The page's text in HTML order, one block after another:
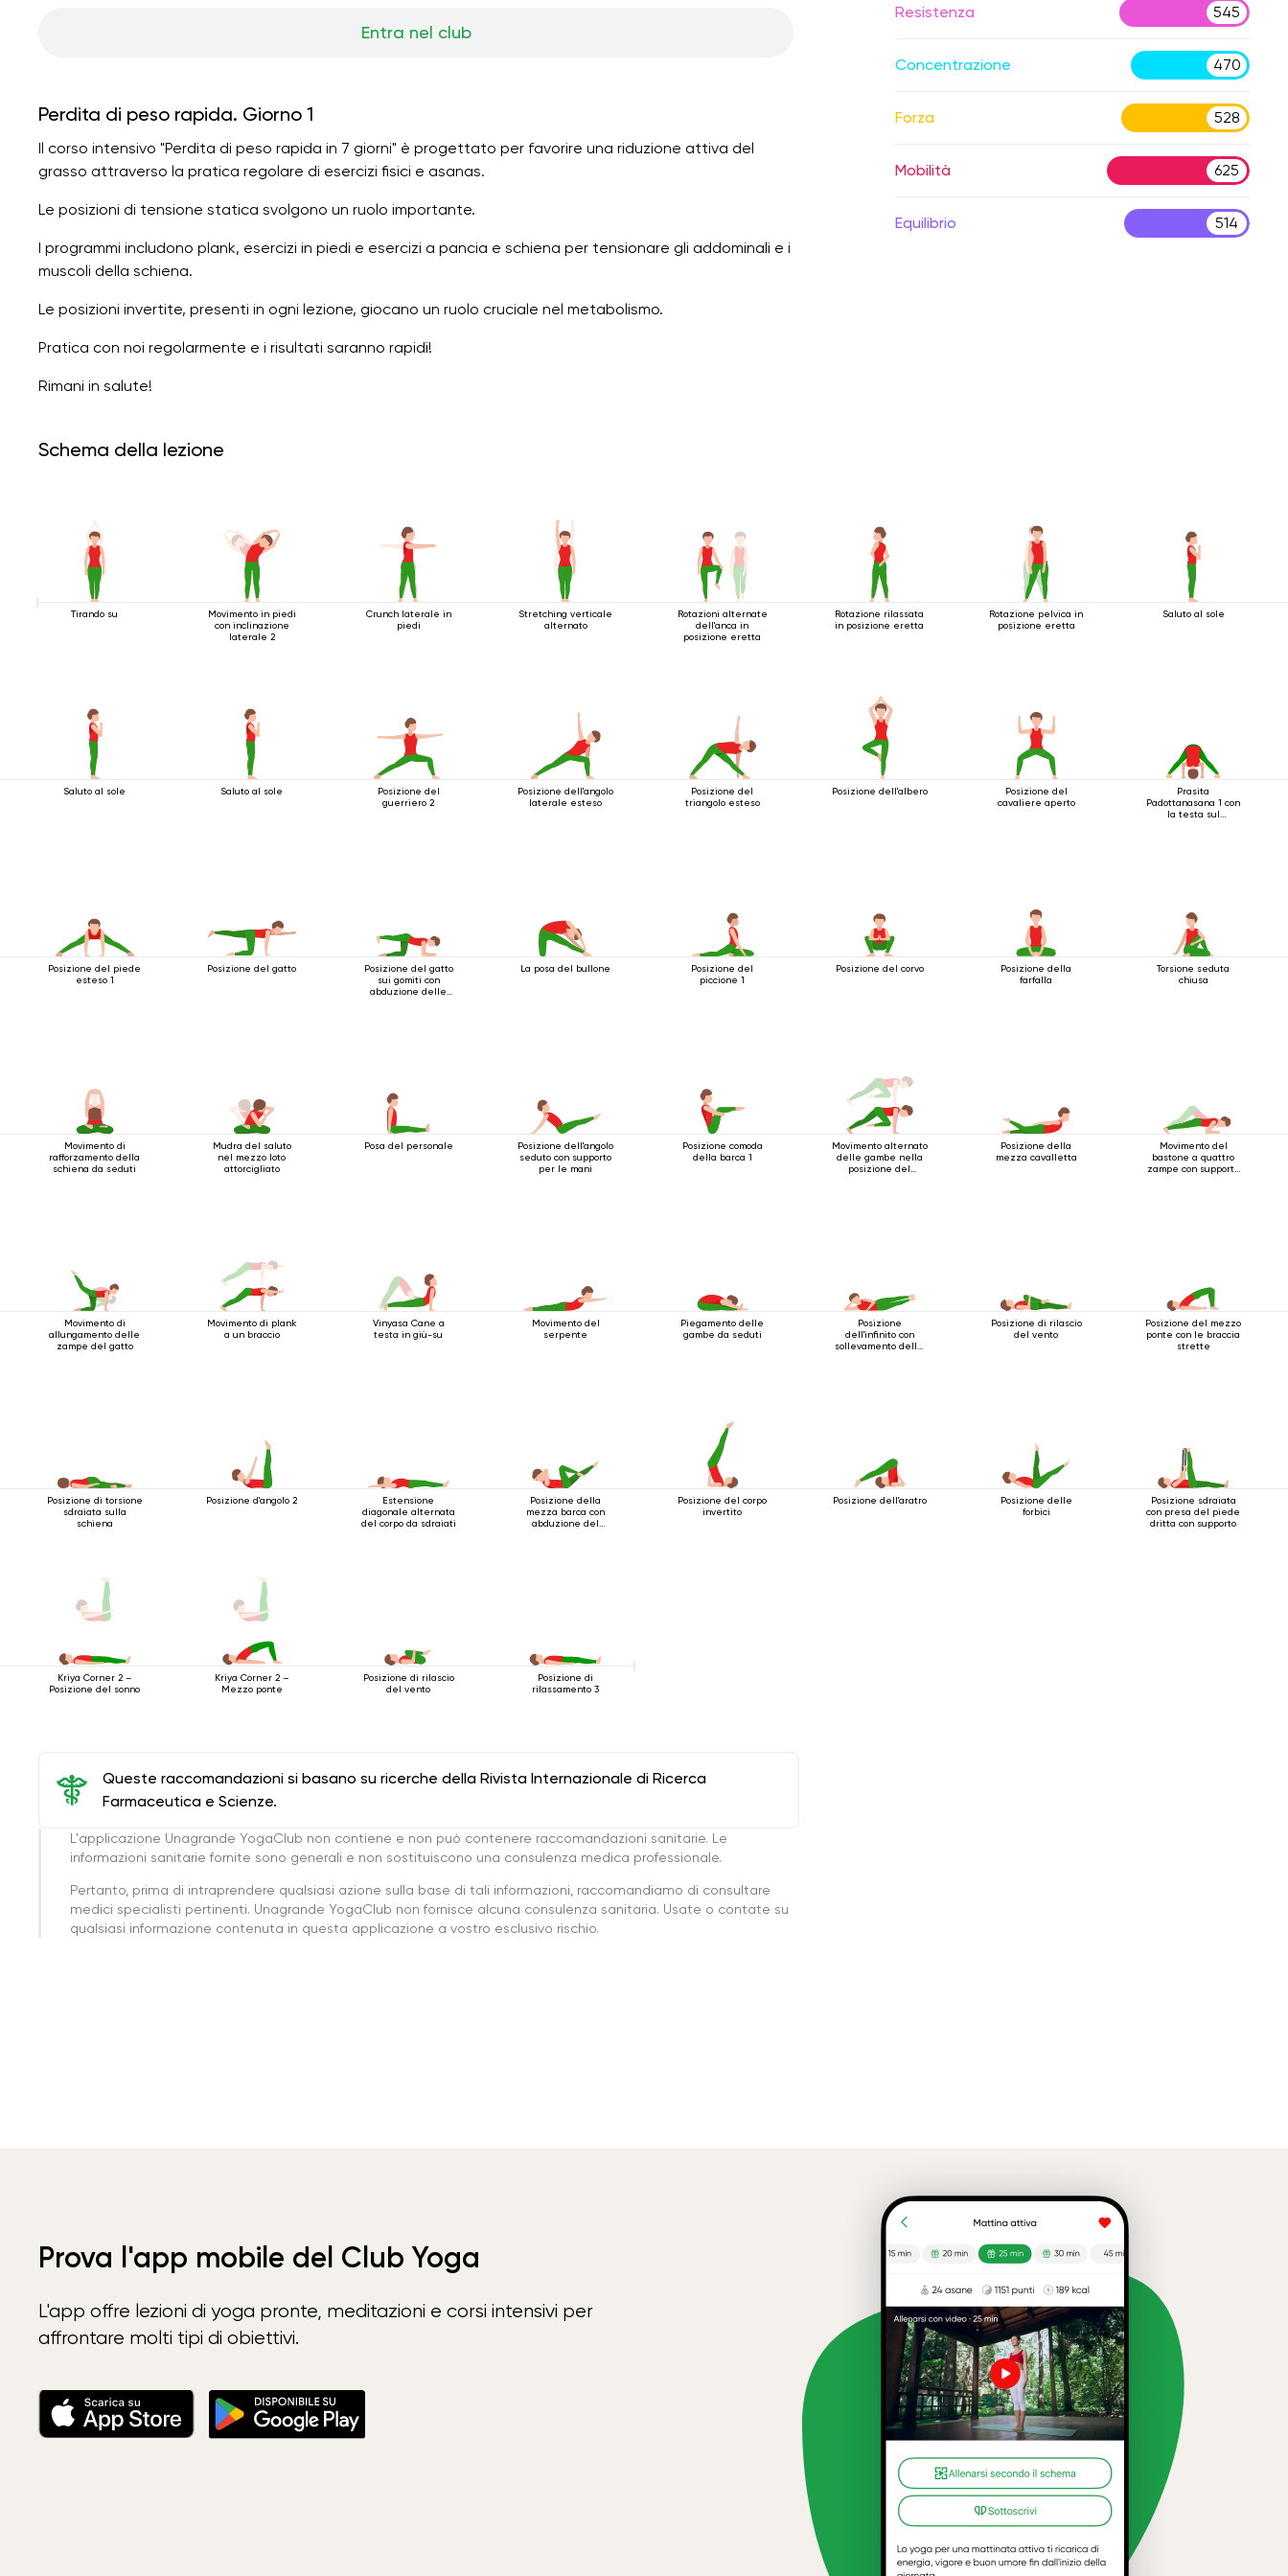
Entra nel club
Perdita di peso rapida. Giorno 1
Il corso intensivo "Perdita di peso rapida in 7 giorni" è progettato per favorire una riduzione attiva del
grasso attraverso la pratica regolare di esercizi fisici e asanas.
Le posizioni di tensione statica svolgono un ruolo importante.
I programmi includono plank, esercizi in piedi e esercizi a pancia e schiena per tensionare gli addominali e i
muscoli della schiena.
Le posizioni invertite, presenti in ogni lezione, giocano un ruolo cruciale nel metabolismo.
Pratica con noi regolarmente e i risultati saranno rapidi!
Rimani in salute!
Resistenza 545
Concentrazione 470
Forza 528
Mobilità 625
Equilibrio 514
Schema della lezione
Tirando su
Movimento in piedi
con inclinazione
laterale 2
Crunch laterale in
piedi
Stretching verticale
alternato
Rotazioni alternate
dell'anca in
posizione eretta
Rotazione rilassata
in posizione eretta
Rotazione pelvica in
posizione eretta
Saluto al sole
Saluto al sole Saluto al sole
Posizione del
guerriero 2
Posizione dell'angolo
laterale esteso
Posizione del
triangolo esteso
Posizione dell'albero
Posizione del
cavaliere aperto
Prasita
Padottanasana 1 con
la testa sul
Posizione del piede
esteso 1
Posizione del gatto
Posizione del gatto
sui gomiti con
abduzione delle
La posa del bullone
Posizione del
piccione 1
Posizione del corvo
Posizione della
farfalla
Torsione seduta
chiusa
Movimento di
rafforzamento della
schiena da seduti
Mudra del saluto
nel mezzo loto
attorcigliato
Posa del personale
Posizione dell'angolo
seduto con supporto
per le mani
Posizione comoda
della barca 1
Movimento alternato
delle gambe nella
posizione del
Posizione della
mezza cavalletta
Movimento del
bastone a quattro
zampe con supporto
Movimento di
allungamento delle
zampe del gatto
Movimento di plank
a un braccio
Vinyasa Cane a
testa in giù-su
Movimento del
serpente
Piegamento delle
gambe da seduti
Posizione
dell'infinito con
sollevamento delle
Posizione di rilascio
del vento
Posizione del mezzo
ponte con le braccia
strette
Posizione di torsione
sdraiata sulla
schiena
Posizione d'angolo 2
Estensione
diagonale alternata
del corpo da sdraiati
Posizione della
mezza barca con
abduzione del
Posizione del corpo
invertito
Posizione dell'aratro
Posizione delle
forbici
Posizione sdraiata
con presa del piede
dritta con supporto
Kriya Corner 2 –
Posizione del sonno
Kriya Corner 2 –
Mezzo ponte
Posizione di rilascio
del vento
Posizione di
rilassamento 3
Queste raccomandazioni si basano su ricerche della Rivista Internazionale di Ricerca
Farmaceutica e Scienze.
L'applicazione Unagrande YogaClub non contiene e non può contenere raccomandazioni sanitarie. Le
informazioni sanitarie fornite sono generali e non sostituiscono una consulenza medica professionale.
Pertanto, prima di intraprendere qualsiasi azione sulla base di tali informazioni, raccomandiamo di consultare
medici specialisti pertinenti. Unagrande YogaClub non fornisce alcuna consulenza sanitaria. Usate o contate su
qualsiasi informazione contenuta in questa applicazione a vostro esclusivo rischio.
Prova l'app mobile del Club Yoga
L'app offre lezioni di yoga pronte, meditazioni e corsi intensivi per
affrontare molti tipi di obiettivi.